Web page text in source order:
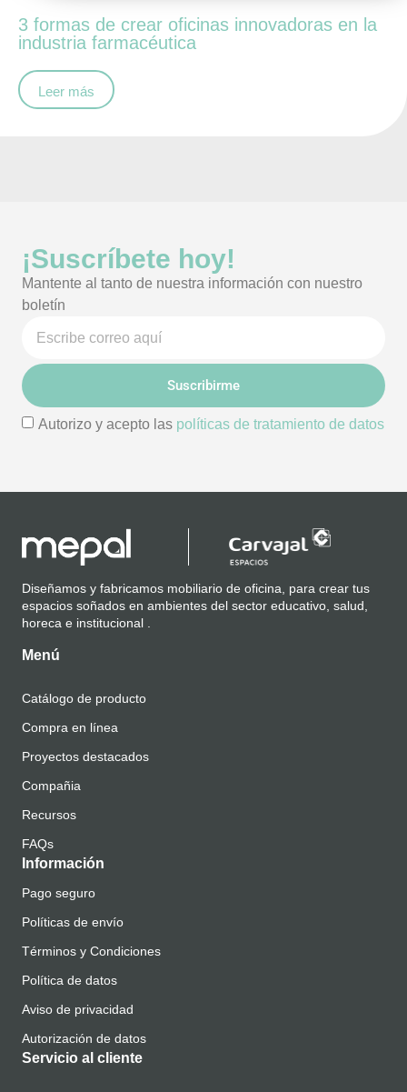
3 formas de crear oficinas innovadoras en la
industria farmacéutica
Leer más
¡Suscríbete hoy!
Mantente al tanto de nuestra información con nuestro
boletín
Autorizo y acepto las políticas de tratamiento de datos
Suscribirme
Diseñamos y fabricamos mobiliario de oficina, para crear tus
espacios soñados en ambientes del sector educativo, salud,
horeca e institucional .
Menú
Catálogo de producto
Compra en línea
Proyectos destacados
Compañia
Recursos
FAQs
Información
Pago seguro
Políticas de envío
Términos y Condiciones
Política de datos
Aviso de privacidad
Autorización de datos
Servicio al cliente